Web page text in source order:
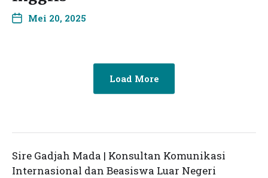
Mei 20, 2025
Load More
Sire Gadjah Mada | Konsultan Komunikasi
Internasional dan Beasiswa Luar Negeri